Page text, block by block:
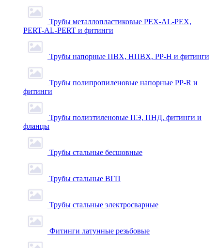
Трубы металлопластиковые PEX-AL-PEX,
PERT-AL-PERT и фитинги
Трубы напорные ПВХ, НПВХ, PP-H и фитинги
Трубы полипропиленовые напорные PP-R и
фитинги
Трубы полиэтиленовые ПЭ, ПНД, фитинги и
фланцы
Трубы стальные бесшовные
Трубы стальные ВГП
Трубы стальные электросварные
Фитинги латунные резьбовые